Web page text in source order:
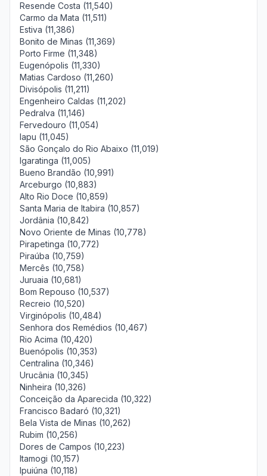
Resende Costa (11,540)
Carmo da Mata (11,511)
Estiva (11,386)
Bonito de Minas (11,369)
Porto Firme (11,348)
Eugenópolis (11,330)
Matias Cardoso (11,260)
Divisópolis (11,211)
Engenheiro Caldas (11,202)
Pedralva (11,146)
Fervedouro (11,054)
Iapu (11,045)
São Gonçalo do Rio Abaixo (11,019)
Igaratinga (11,005)
Bueno Brandão (10,991)
Arceburgo (10,883)
Alto Rio Doce (10,859)
Santa Maria de Itabira (10,857)
Jordânia (10,842)
Novo Oriente de Minas (10,778)
Pirapetinga (10,772)
Piraúba (10,759)
Mercês (10,758)
Juruaia (10,681)
Bom Repouso (10,537)
Recreio (10,520)
Virginópolis (10,484)
Senhora dos Remédios (10,467)
Rio Acima (10,420)
Buenópolis (10,353)
Centralina (10,346)
Urucânia (10,345)
Ninheira (10,326)
Conceição da Aparecida (10,322)
Francisco Badaró (10,321)
Bela Vista de Minas (10,262)
Rubim (10,256)
Dores de Campos (10,223)
Itamogi (10,157)
Ipuiúna (10,118)